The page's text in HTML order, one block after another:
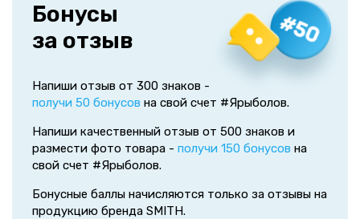
Бонусы
за отзыв
Напиши отзыв от 300 знаков -
получи 50 бонусов на свой счет #Ярыболов.
Напиши качественный отзыв от 500 знаков и
размести фото товара - получи 150 бонусов на
свой счет #Ярыболов.
Бонусные баллы начисляются только за отзывы на
продукцию бренда SMITH.